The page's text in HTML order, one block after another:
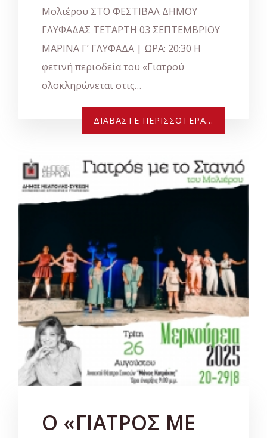
Μολιέρου ΣΤΟ ΦΕΣΤΙΒΑΛ ΔΗΜΟΥ
ΓΛΥΦΑΔΑΣ ΤΕΤΑΡΤΗ 03 ΣΕΠΤΕΜΒΡΙΟΥ
ΜΑΡΙΝΑ Γ’ ΓΛΥΦΑΔΑ | ΩΡΑ: 20:30 Η
φετινή περιοδεία του «Γιατρού
ολοκληρώνεται στις…
ΔΙΑΒΆΣΤΕ ΠΕΡΙΣΣΌΤΕΡΑ...
Ο «ΓΙΑΤΡΟΣ ΜΕ